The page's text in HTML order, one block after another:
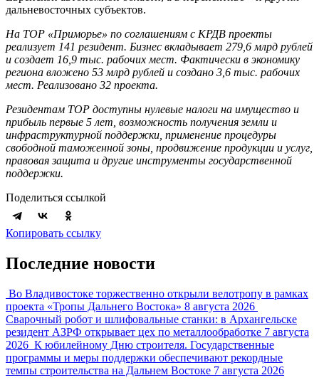
дальневосточных субъектов.
На ТОР «Приморье» по соглашениям с КРДВ проекты
реализует 141 резидент. Бизнес вкладывает 279,6 млрд рублей
и создает 16,9 тыс. рабочих мест. Фактически в экономику
региона вложено 53 млрд рублей и создано 3,6 тыс. рабочих
мест. Реализовано 32 проекта.
Резидентам ТОР доступны нулевые налоги на имущество и
прибыль первые 5 лет, возможность получения земли и
инфраструктурной поддержки, применение процедуры
свободной таможенной зоны, продвижение продукции и услуг,
правовая защита и другие инструменты государственной
поддержки.
Поделиться ссылкой
Копировать ссылку
Последние новости
Во Владивостоке торжественно открыли велотропу в рамках
проекта «Тропы Дальнего Востока» 8 августа 2026
Сварочный робот и шлифовальные станки: в Архангельске
резидент АЗРФ открывает цех по металлообработке 7 августа
2026 К юбилейному Дню строителя. Государственные
программы и меры поддержки обеспечивают рекордные
темпы строительства на Дальнем Востоке 7 августа 2026